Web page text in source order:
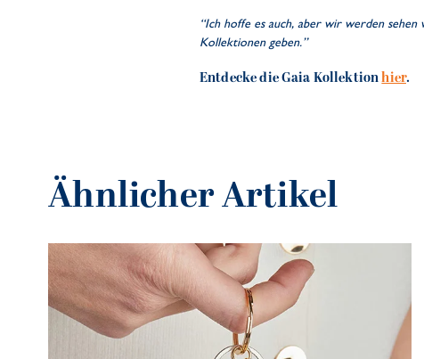
“Ich hoffe es auch, aber wir werden
Kollektionen geben.”
Entdecke die Gaia Kollektionhier.
Ähnlicher Artikel